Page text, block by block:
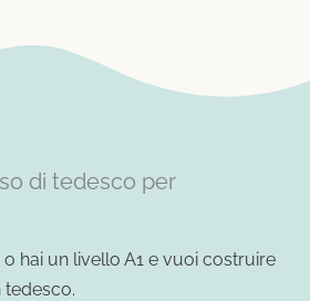
di tedesco per
o hai un livello A1 e vuoi costruire
tedesco.